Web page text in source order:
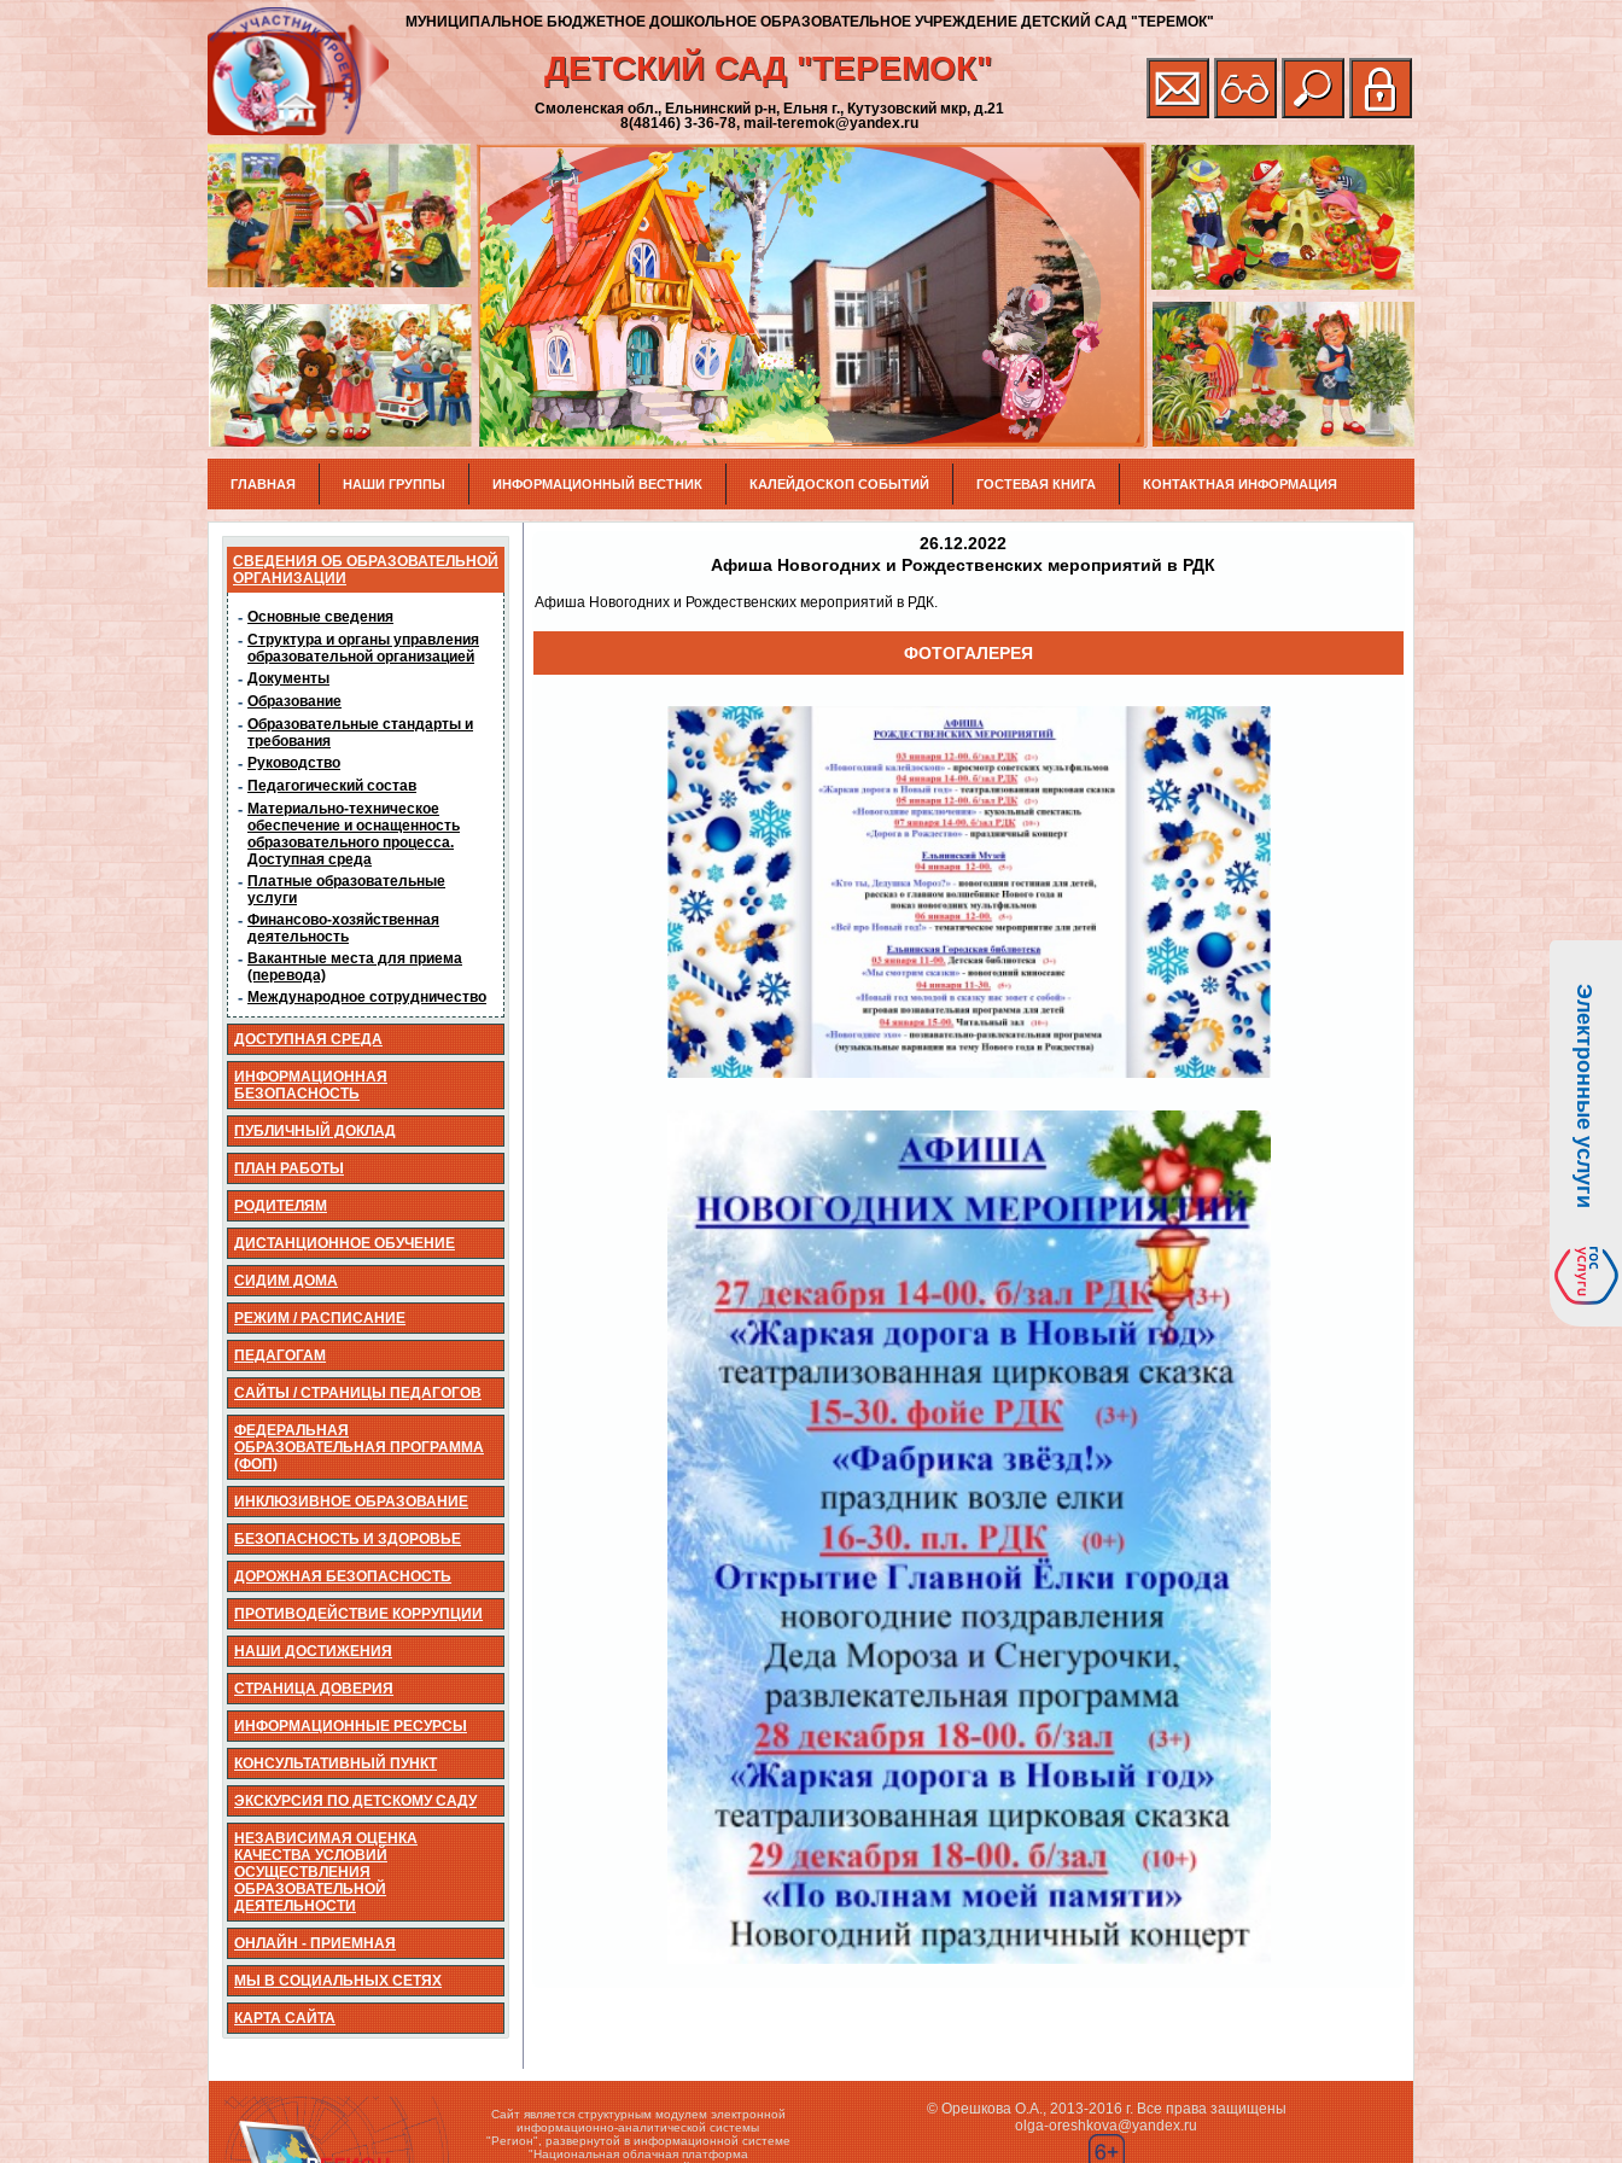
Смоленская обл., Ельнинский р-н, Ельня г., Кутузовский мкр, д.21
8(48146) 3-36-78, mail-teremok@yandex.ru
ДЕТСКИЙ САД "ТЕРЕМОК"
МУНИЦИПАЛЬНОЕ БЮДЖЕТНОЕ ДОШКОЛЬНОЕ ОБРАЗОВАТЕЛЬНОЕ УЧРЕЖДЕНИЕ ДЕТСКИЙ САД "ТЕРЕМОК"
ГЛАВНАЯ НАШИ ГРУППЫ ИНФОРМАЦИОННЫЙ ВЕСТНИК КАЛЕЙДОСКОП СОБЫТИЙ ГОСТЕВАЯ КНИГА КОНТАКТНАЯ ИНФОРМАЦИЯ
СВЕДЕНИЯ ОБ ОБРАЗОВАТЕЛЬНОЙ
ОРГАНИЗАЦИИ
- Основные сведения
- Структура и органы управления
образовательной организацией
- Документы
- Образование
- Образовательные стандарты и
требования
- Руководство
- Педагогический состав
- Материально-техническое
обеспечение и оснащенность
образовательного процесса.
Доступная среда
- Платные образовательные
услуги
- Финансово-хозяйственная
деятельность
- Вакантные места для приема
(перевода)
- Международное сотрудничество
ДОСТУПНАЯ СРЕДА
ИНФОРМАЦИОННАЯ
БЕЗОПАСНОСТЬ
ПУБЛИЧНЫЙ ДОКЛАД
ПЛАН РАБОТЫ
РОДИТЕЛЯМ
ДИСТАНЦИОННОЕ ОБУЧЕНИЕ
СИДИМ ДОМА
РЕЖИМ / РАСПИСАНИЕ
ПЕДАГОГАМ
САЙТЫ / СТРАНИЦЫ ПЕДАГОГОВ
ФЕДЕРАЛЬНАЯ
ОБРАЗОВАТЕЛЬНАЯ ПРОГРАММА
(ФОП)
ИНКЛЮЗИВНОЕ ОБРАЗОВАНИЕ
БЕЗОПАСНОСТЬ И ЗДОРОВЬЕ
ДОРОЖНАЯ БЕЗОПАСНОСТЬ
ПРОТИВОДЕЙСТВИЕ КОРРУПЦИИ
НАШИ ДОСТИЖЕНИЯ
СТРАНИЦА ДОВЕРИЯ
ИНФОРМАЦИОННЫЕ РЕСУРСЫ
КОНСУЛЬТАТИВНЫЙ ПУНКТ
ЭКСКУРСИЯ ПО ДЕТСКОМУ САДУ
НЕЗАВИСИМАЯ ОЦЕНКА
КАЧЕСТВА УСЛОВИЙ
ОСУЩЕСТВЛЕНИЯ
ОБРАЗОВАТЕЛЬНОЙ
ДЕЯТЕЛЬНОСТИ
ОНЛАЙН - ПРИЕМНАЯ
МЫ В СОЦИАЛЬНЫХ СЕТЯХ
КАРТА САЙТА
26.12.2022
Афиша Новогодних и Рождественских мероприятий в РДК
Афиша Новогодних и Рождественских мероприятий в РДК.
ФОТОГАЛЕРЕЯ
Электронные услуги
Сайт является структурным модулем электронной
информационно-аналитической системы
"Регион",
развернутой в информационной системе
"Национальная облачная платформа
© Орешкова О.А., 2013-2016 г. Все права защищены
olga-oreshkova@yandex.ru